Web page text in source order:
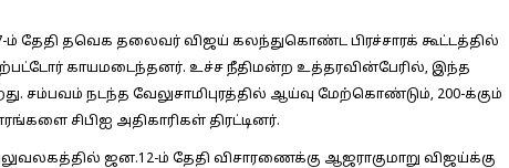
ம் தேதி தவெக தலைவர் விஜய் கலந்துகொண்ட பிரச்சாரக் கூட்டத்தில்
காயமடைந்தனர். உச்ச நீதிமன்ற உத்தரவின்பேரில், இந்த
சம்பவம் நடந்த வேலுசாமிபுரத்தில் ஆய்வு மேற்கொண்டும், 200-க்கும்
சிபிஐ அதிகாரிகள் திரட்டினர்.
ஜன.12-ம் தேதி விசாரணைக்கு ஆஜராகுமாறு விஜய்க்கு